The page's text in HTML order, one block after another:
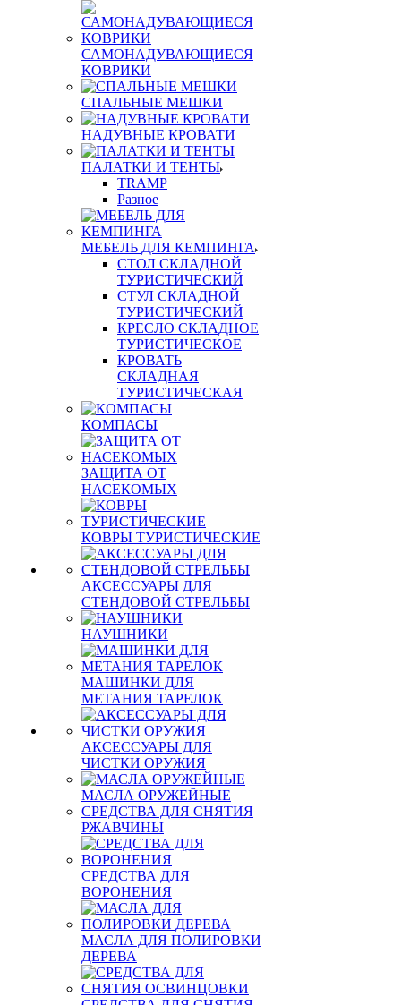
САМОНАДУВАЮЩИЕСЯ
КОВРИКИ
СПАЛЬНЫЕ МЕШКИ
НАДУВНЫЕ КРОВАТИ
ПАЛАТКИ И ТЕНТЫ
TRAMP
Разное
МЕБЕЛЬ ДЛЯ КЕМПИНГА
СТОЛ СКЛАДНОЙ
ТУРИСТИЧЕСКИЙ
СТУЛ СКЛАДНОЙ
ТУРИСТИЧЕСКИЙ
КРЕСЛО СКЛАДНОЕ
ТУРИСТИЧЕСКОЕ
КРОВАТЬ
СКЛАДНАЯ
ТУРИСТИЧЕСКАЯ
КОМПАСЫ
ЗАЩИТА ОТ
НАСЕКОМЫХ
КОВРЫ ТУРИСТИЧЕСКИЕ
АКСЕССУАРЫ ДЛЯ
СТЕНДОВОЙ СТРЕЛЬБЫ
НАУШНИКИ
МАШИНКИ ДЛЯ
МЕТАНИЯ ТАРЕЛОК
АКСЕССУАРЫ ДЛЯ
ЧИСТКИ ОРУЖИЯ
МАСЛА ОРУЖЕЙНЫЕ
СРЕДСТВА ДЛЯ СНЯТИЯ
РЖАВЧИНЫ
СРЕДСТВА ДЛЯ
ВОРОНЕНИЯ
МАСЛА ДЛЯ ПОЛИРОВКИ
ДЕРЕВА